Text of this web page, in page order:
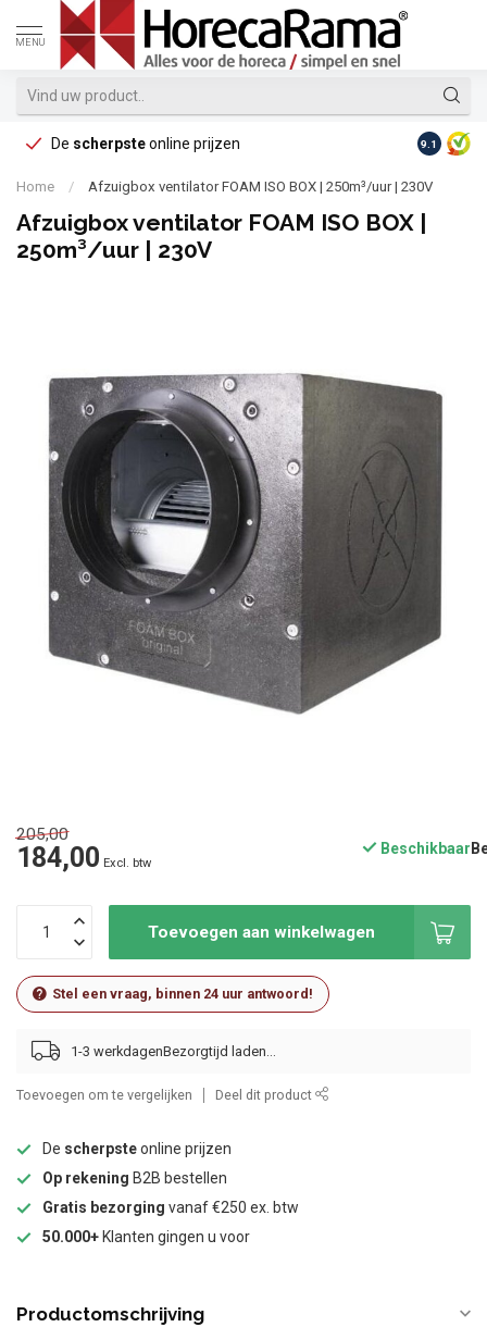
MENU
De scherpsteonline prijzen Op
9.1
Home / Afzuigbox ventilator FOAM ISO BOX | 250m³/uur | 230V
Afzuigbox ventilator FOAM ISO BOX |
250m³/uur | 230V
205,00
184,00 Excl. btw
Beschikbaar
Toevoegen aan winkelwagen
Stel een vraag, binnen 24 uur antwoord!
1-3 werkdagen
Toevoegen om te vergelijken Deel dit product
De scherpsteonline prijzen
Op rekening B2B bestellen
Gratis bezorging vanaf €250 ex. btw
50.000+ Klanten gingen u voor
Productomschrijving